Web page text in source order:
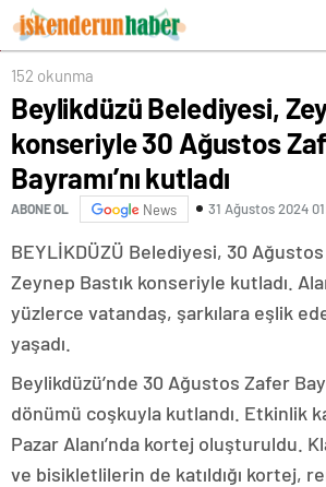
152 okunma
Beylikdüzü Belediyesi,
konseriyle 30 Ağustos
Bayramı’nı kutladı
ABONE OL News 31 Ağustos 2024
BEYLİKDÜZÜ Belediyesi, 30 Ağustos
Zeynep Bastık konseriyle kutladı.
yüzlerce vatandaş, şarkılara eşlik
yaşadı.
Beylikdüzü’nde 30 Ağustos Zafer
dönümü coşkuyla kutlandı. Etkinlik
Pazar Alanı’nda kortej oluşturuldu.
ve bisikletlilerin de katıldığı kortej,